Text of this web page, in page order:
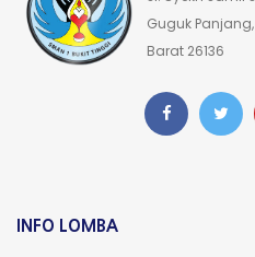
Guguk
Barat 26136
INFO LOMBA